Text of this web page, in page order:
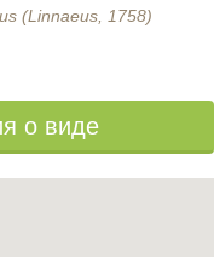
(Linnaeus, 1758)
о виде